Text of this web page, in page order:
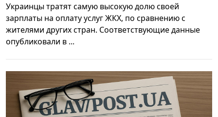
Украинцы тратят самую высокую долю своей
зарплаты на оплату услуг ЖКХ, по сравнению с
жителями других стран. Соответствующие данные
опубликовали в ...